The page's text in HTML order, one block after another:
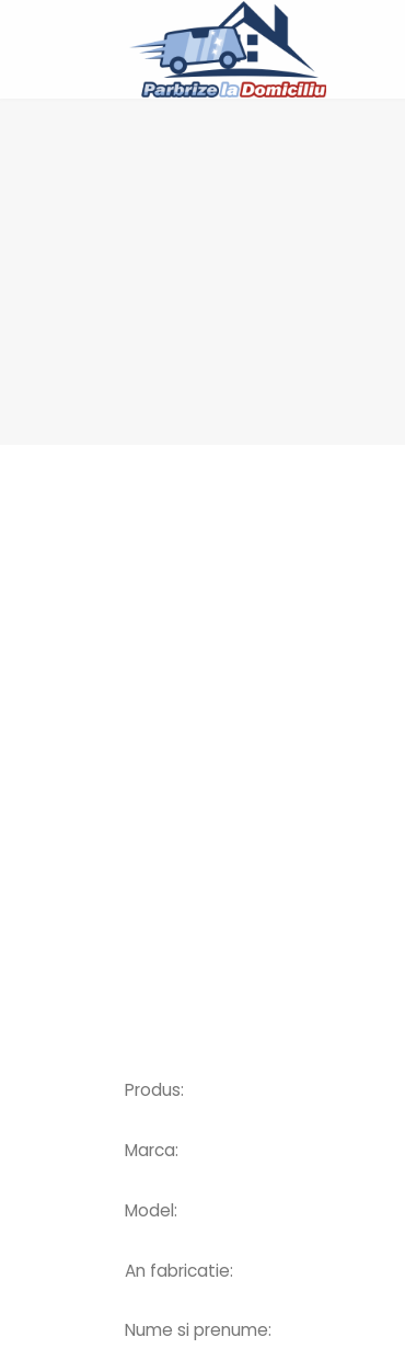
Produs:
Marca:
Model:
An fabricatie:
Nume si prenume: